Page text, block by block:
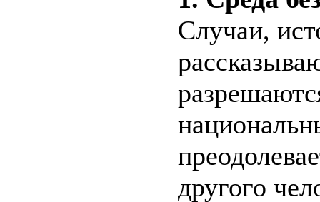
Случаи,
другого